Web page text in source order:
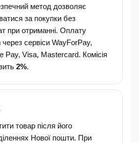
метод дозволяє
за покупки без
при отриманні. Оплату
сервіси WayForPay,
Pay, Visa, Mastercard. Комісія
2%.
товар після його
Нової пошти. При